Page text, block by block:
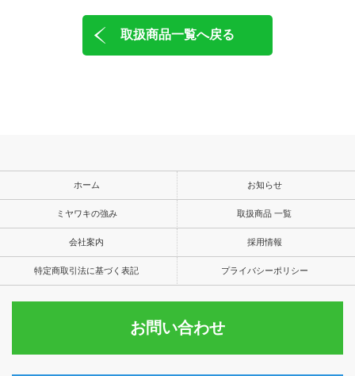
取扱商品一覧へ戻る
ホーム お知らせ
ミヤワキの強み 取扱商品 一覧
会社案内 採用情報
特定商取引法に基づく表記 プライバシーポリシー
お問い合わせ